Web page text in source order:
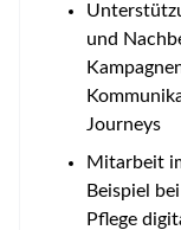
und
Journeys
Mitarbeit
Beispiel
Pflege